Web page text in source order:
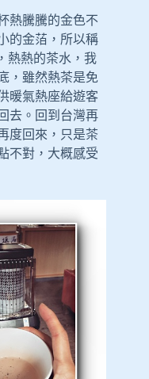
熱騰騰的金色不
的金萡，所以稱
熱熱的茶水，我
，雖然熱茶是免
暖氣熱座給遊客
去。回到台灣再
度回來，只是茶
不對，大概感受